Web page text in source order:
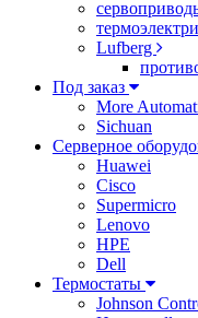
Lufberg
Под заказ
More
Sichuan
Серверное
Huawei
Cisco
Supermicro
Lenovo
HPE
Dell
Термостаты
Johnson